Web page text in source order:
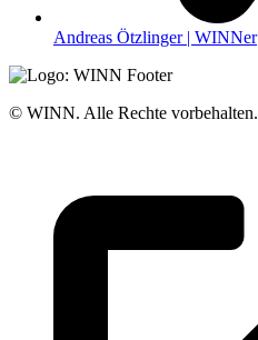
Andreas Ötzlinger | WINNer
© WINN. Alle Rechte vorbehalten.